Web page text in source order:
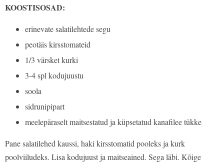
KOOSTISOSAD:
erinevate salatilehtede segu
peotäis kirsstomateid
1/3 värsket kurki
3-4 spl kodujuustu
soola
sidrunipipart
meelepäraselt maitsestatud ja küpsetatud kanafilee tükke
Pane salatilehed kaussi, haki kirsstomatid pooleks ja kurk
poolviiludeks. Lisa kodujuust ja maitseained. Sega läbi. Kõige